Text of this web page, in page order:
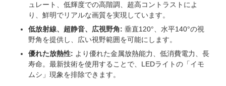
ュレート、低輝度での高階調、超高コントラストによ
り、鮮明でリアルな画質を実現しています。
低放射線、超静音、広視野角: 垂直120°、水平140°の視
野角を提供し、広い視野範囲を可能にします。
優れた放熱性: より優れた金属放熱能力、低消費電力、長
寿命。最新技術を使用することで、LEDライトの「イモ
ムシ」現象を排除できます。